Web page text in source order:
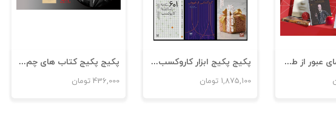
پکیج قطب‌نمای عبور از طوفان پکیج پکیج ابزار کاروکسب در بحران
1,875,100 تومان
پکیج پکیج کتاب های چم و خم موفقیت سازمانی
436,000 تومان